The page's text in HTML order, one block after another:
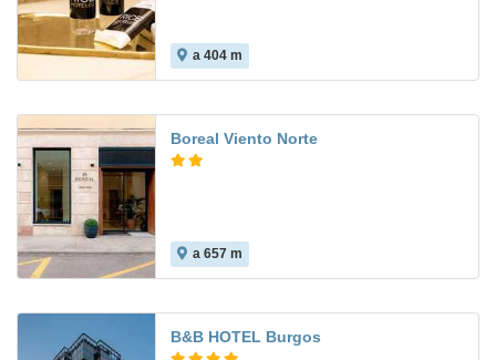
a 404 m
Boreal Viento Norte
a 657 m
B&B HOTEL Burgos